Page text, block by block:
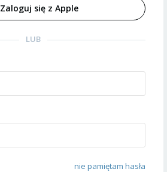
Zaloguj się z Apple
LUB
nie pamiętam hasła